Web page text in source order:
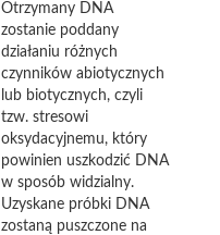
Otrzymany DNA
zostanie poddany
działaniu różnych
czynników abiotycznych
lub biotycznych, czyli
tzw. stresowi
oksydacyjnemu, który
powinien uszkodzić DNA
w sposób widzialny.
Uzyskane próbki DNA
zostaną puszczone na